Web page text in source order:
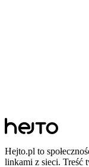
Hejto.pl to
linkami z sieci. Treść